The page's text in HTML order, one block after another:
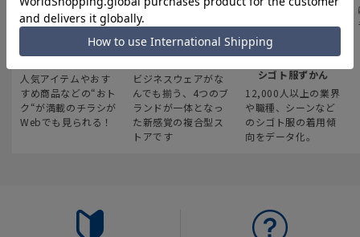
最新のお買い得情報
人気アイテムやおす
すめ商品などの“おト
ク“が満載のチラシが
Webでも見られる！
スーツスクエア
ビジネスウェアがな
んでも揃う、4つのブ
ランドが一体となっ
た新感覚の複合型ス
トアです
みんなの
シゴト服ずかん
12,000人以上の業界
や職種、シーンなど
のシゴト服の着用傾
向をデータ化。